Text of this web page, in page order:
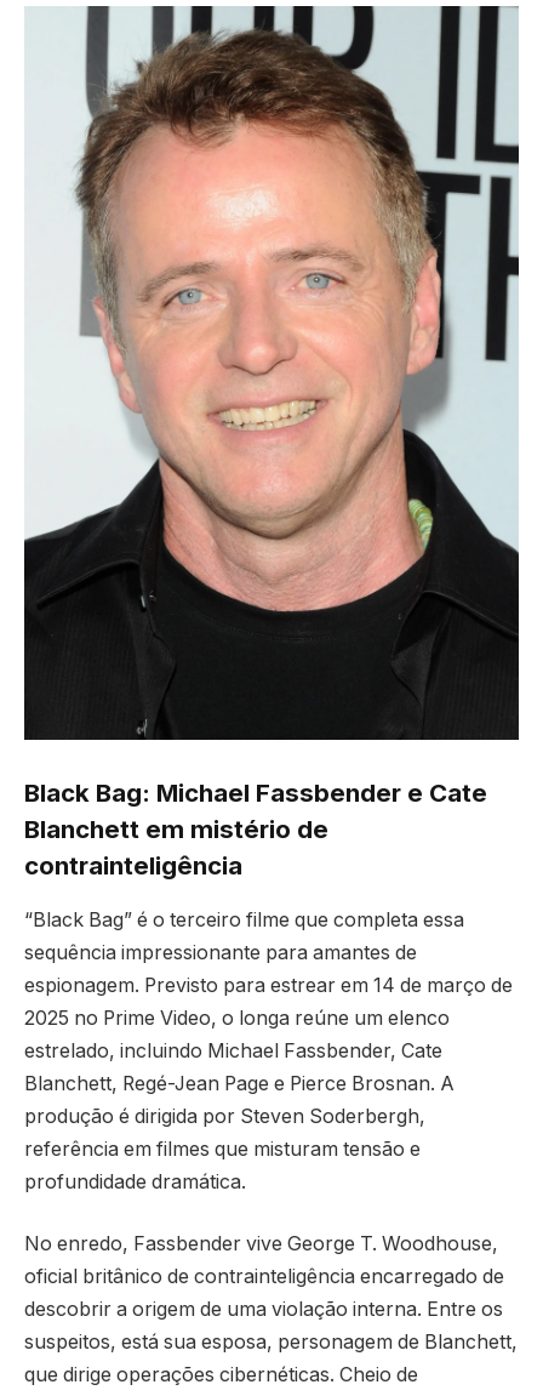
Black Bag: Michael Fassbender e Cate
Blanchett em mistério de
contrainteligência
“Black Bag” é o terceiro filme que completa essa
sequência impressionante para amantes de
espionagem. Previsto para estrear em 14 de março de
2025 no Prime Video, o longa reúne um elenco
estrelado, incluindo Michael Fassbender, Cate
Blanchett, Regé-Jean Page e Pierce Brosnan. A
produção é dirigida por Steven Soderbergh,
referência em filmes que misturam tensão e
profundidade dramática.
No enredo, Fassbender vive George T. Woodhouse,
oficial britânico de contrainteligência encarregado de
descobrir a origem de uma violação interna. Entre os
suspeitos, está sua esposa, personagem de Blanchett,
que dirige operações cibernéticas. Cheio de